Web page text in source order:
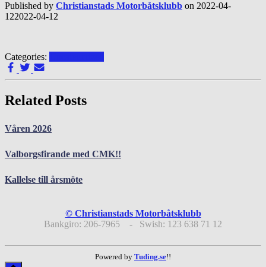
Published by Christianstads Motorbåtsklubb on 2022-04-
122022-04-12
Categories:
Related Posts
Våren 2026
Valborgsfirande med CMK!!
Kallelse till årsmöte
© Christianstads Motorbåtsklubb
Bankgiro: 206-7965 - Swish: 123 638 71 12
Powered by Tuding.se!!